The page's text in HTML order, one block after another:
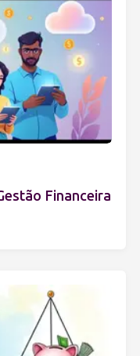
Financeira